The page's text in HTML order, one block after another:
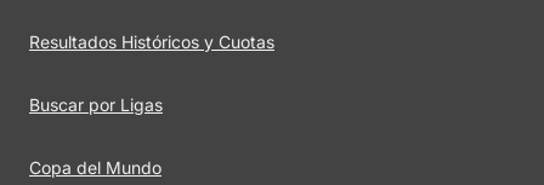
Resultados Históricos y Cuotas
Buscar por Ligas
Copa del Mundo